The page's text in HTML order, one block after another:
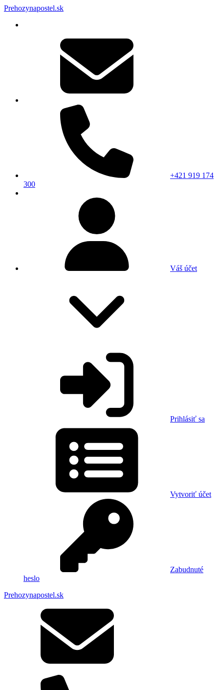
Prehozynapostel.sk
+421 919 174
300
Váš účet
Prihlásiť sa
Vytvoriť účet
Zabudnuté
heslo
Prehozynapostel.sk